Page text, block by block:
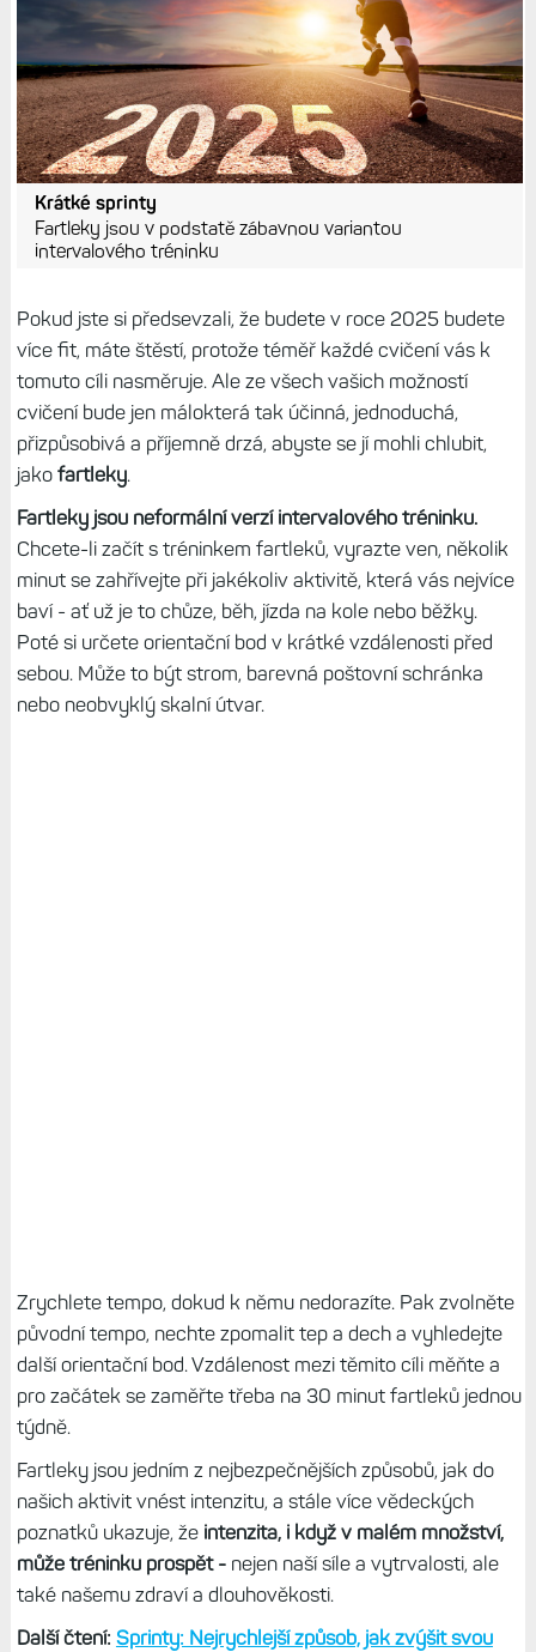
Krátké sprinty
Fartleky jsou v podstatě zábavnou variantou
intervalového tréninku
Pokud jste si předsevzali, že budete v roce 2025 budete
více fit, máte štěstí, protože téměř každé cvičení vás k
tomuto cíli nasměruje. Ale ze všech vašich možností
cvičení bude jen málokterá tak účinná, jednoduchá,
přizpůsobivá a příjemně drzá, abyste se jí mohli chlubit,
jako fartleky.
Fartleky jsou neformální verzí intervalového tréninku.
Chcete-li začít s tréninkem fartleků, vyrazte ven, několik
minut se zahřívejte při jakékoliv aktivitě, která vás nejvíce
baví - ať už je to chůze, běh, jízda na kole nebo běžky.
Poté si určete orientační bod v krátké vzdálenosti před
sebou. Může to být strom, barevná poštovní schránka
nebo neobvyklý skalní útvar.
Zrychlete tempo, dokud k němu nedorazíte. Pak zvolněte
původní tempo, nechte zpomalit tep a dech a vyhledejte
další orientační bod. Vzdálenost mezi těmito cíli měňte a
pro začátek se zaměřte třeba na 30 minut fartleků jednou
týdně.
Fartleky jsou jedním z nejbezpečnějších způsobů, jak do
našich aktivit vnést intenzitu, a stále více vědeckých
poznatků ukazuje, že intenzita, i když v malém množství,
může tréninku prospět -nejen naší síle a vytrvalosti, ale
také našemu zdraví a dlouhověkosti.
Další čtení: Sprinty: Nejrychlejší způsob, jak zvýšit svou